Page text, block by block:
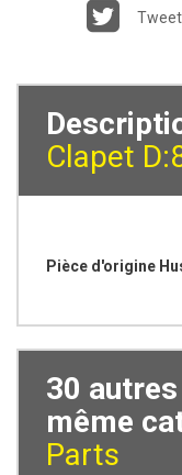
Tweet
Clapet
Pièce d'origine
30
même
Parts